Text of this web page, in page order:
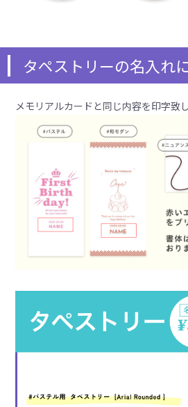
タペストリーの名入れ
メモリアルカードと同じ内容を印字致し